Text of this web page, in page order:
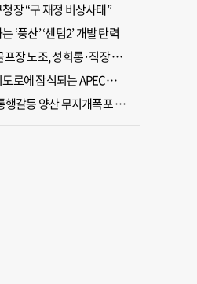
장 “구 재정 비상사태”
‘풍산’ ‘센텀2’ 개발 탄력
부산 모 골프장 노조, 성희롱·직장 내 괴롭힘으로 이사장 고발
공사 우회도로에 잠식되는 APEC공원… 시민도 나무도 ‘불편’
10여 년 통행갈등 양산 무지개폭포 해결되나?